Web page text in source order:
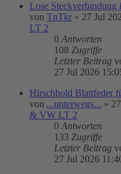
Lose Steckverbindung
von TnTkr » 27 Jul
LT 2
0 Antworten
108 Zugriffe
Letzter Beitrag
27 Jul 2026
Hirschbold Blattfeder
von ...unterwegs... »
& VW LT 2
0 Antworten
133 Zugriffe
Letzter Beitrag
27 Jul 2026